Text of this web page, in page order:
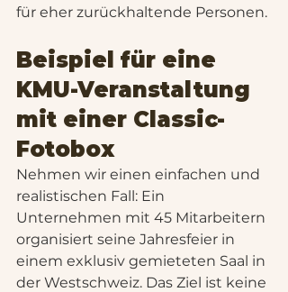
für eher zurückhaltende Personen.
Beispiel für eine
KMU-Veranstaltung
mit einer Classic-
Fotobox
Nehmen wir einen einfachen und
realistischen Fall: Ein
Unternehmen mit 45 Mitarbeitern
organisiert seine Jahresfeier in
einem exklusiv gemieteten Saal in
der Westschweiz. Das Ziel ist keine